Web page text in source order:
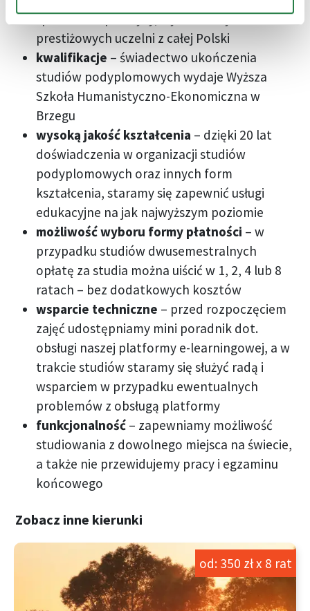
sprawdzeni praktycy, wykładowcy
prestiżowych uczelni z całej Polski
kwalifikacje – świadectwo ukończenia
studiów podyplomowych wydaje Wyższa
Szkoła Humanistyczno-Ekonomiczna w
Brzegu
wysoką jakość kształcenia – dzięki 20 lat
doświadczenia w organizacji studiów
podyplomowych oraz innych form
kształcenia, staramy się zapewnić usługi
edukacyjne na jak najwyższym poziomie
możliwość wyboru formy płatności – w
przypadku studiów dwusemestralnych
opłatę za studia można uiścić w 1, 2, 4 lub 8
ratach – bez dodatkowych kosztów
wsparcie techniczne – przed rozpoczęciem
zajęć udostępniamy mini poradnik dot.
obsługi naszej platformy e-learningowej, a w
trakcie studiów staramy się służyć radą i
wsparciem w przypadku ewentualnych
problemów z obsługą platformy
funkcjonalność – zapewniamy możliwość
studiowania z dowolnego miejsca na świecie,
a także nie przewidujemy pracy i egzaminu
końcowego
Zobacz inne kierunki
od: 350 zł x 8 rat